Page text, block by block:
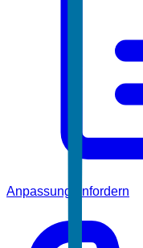
Anpassung anfordern